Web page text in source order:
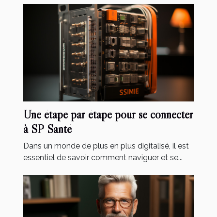
Une étape par étape pour se connecter
à SP Santé
Dans un monde de plus en plus digitalisé, il est
essentiel de savoir comment naviguer et se...